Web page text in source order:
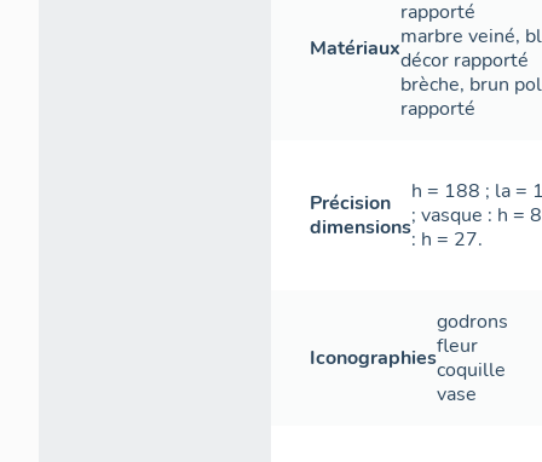
Matériaux
rapporté
marbre veiné,
décor rapporté
brèche, brun
rapporté
Précision
dimensions
h = 188 ; la =
; vasque : h =
: h = 27.
Iconographies
godrons
fleur
coquille
vase